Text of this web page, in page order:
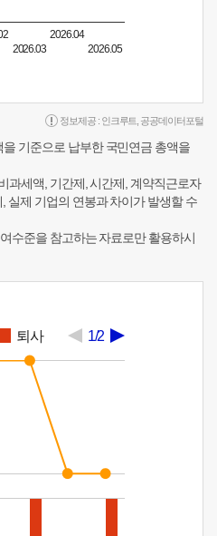
2026.03
2026.04
2026.05
정보제공 : 인크루트 공공데이터포털
기준으로 납부한 국민연금 총액을
과세액, 기간제, 시간제, 계약직근로자
실제 기업의 연봉과 차이가 발생할 수
수준을 참고하는 자료로만 활용하시
퇴사 1/2